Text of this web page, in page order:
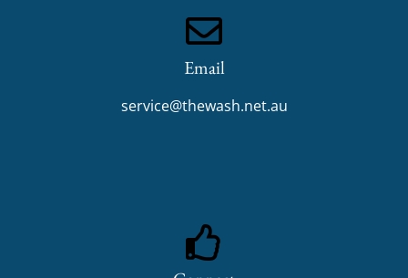
Email
service@thewash.net.au